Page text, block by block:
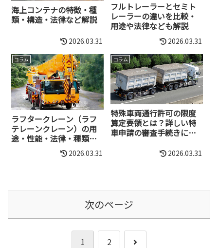
海上コンテナの特徴・種
類・構造・法律など解説
2026.03.31
フルトレーラーとセミト
レーラーの違いを比較・
用途や法律なども解説
2026.03.31
コラム
ラフタークレーン（ラフ
テレーンクレーン）の用
途・性能・法律・種類な
2026.03.31
コラム
特殊車両通行許可の限度
算定要領とは？詳しい特
車申請の審査手続きにつ
2026.03.31
次のページ
1 2
次